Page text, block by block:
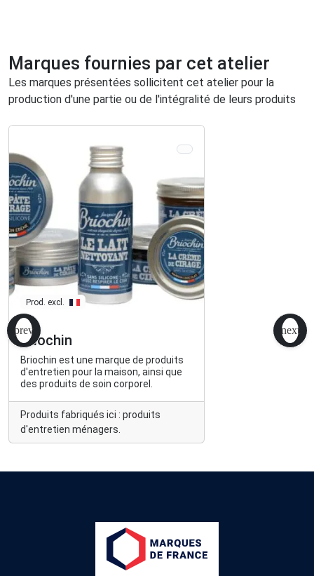
Marques fournies par cet atelier
Les marques présentées sollicitent cet atelier pour la
production d'une partie ou de l'intégralité de leurs produits
Prod. excl.
Briochin
Briochin est une marque de produits
d'entretien pour la maison, ainsi que
des produits de soin corporel.
Produits fabriqués ici : produits
d'entretien ménagers.